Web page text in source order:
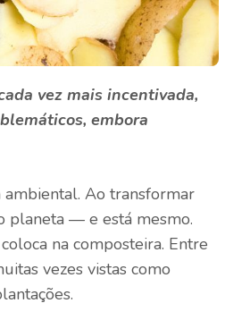
vez mais incentivada,
embora
ambiental. Ao transformar
planeta — e está mesmo.
na composteira. Entre
vezes vistas como